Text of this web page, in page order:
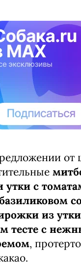
от
утки с
из
тесте с
,